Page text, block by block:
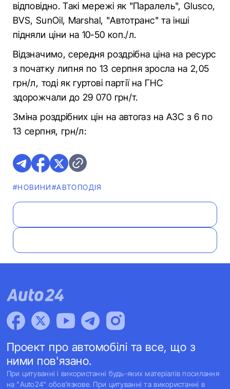
відповідно. Такі мережі як "Паралель", Glusco,
BVS, SunOil, Marshal, "Автотранс" та інші
підняли ціни на 10-50 коп./л.
Відзначимо, середня роздрібна ціна на ресурс
з початку липня по 13 серпня зросла на 2,05
грн/л, тоді як гуртові партії на ГНС
здорожчали до 29 070 грн/т.
Зміна роздрібних цін на автогаз на АЗС з 6 по
13 серпня, грн/л:
#НОВИНИ#АВТОПОДІЯ
Проект про автомобілі та все, що з
ними пов'язано.
При цитуванні і використанні будь-яких матеріалів посилання
на "Auto24" обов'язкове. При цитуванні та використанні в